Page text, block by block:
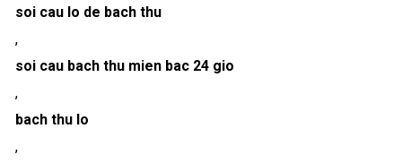
soi cau lo de bach thu
,
soi cau bach thu mien bac 24 gio
,
bach thu lo
,